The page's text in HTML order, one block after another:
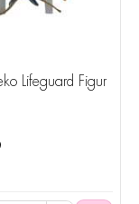
novooo Deko Lifeguard Figur